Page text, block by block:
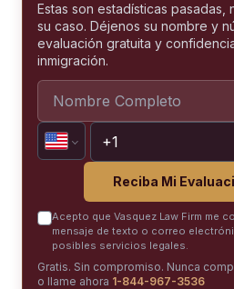
Estas son estadísticas
su caso. Déjenos su nombre y
evaluación gratuita y
inmigración.
Reciba Mi
Acepto que Vasquez Law Firm me
mensaje de texto o correo
posibles servicios legales.
Gratis. Sin compromiso. Nunca
o llame ahora 1-844-967-3536